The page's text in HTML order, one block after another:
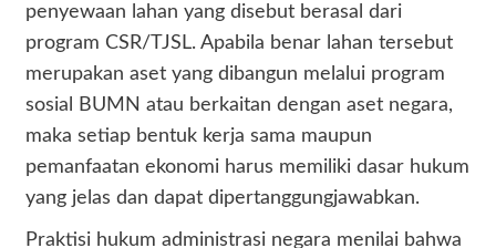
penyewaan lahan yang disebut berasal dari
program CSR/TJSL. Apabila benar lahan tersebut
merupakan aset yang dibangun melalui program
sosial BUMN atau berkaitan dengan aset negara,
maka setiap bentuk kerja sama maupun
pemanfaatan ekonomi harus memiliki dasar hukum
yang jelas dan dapat dipertanggungjawabkan.
Praktisi hukum administrasi negara menilai bahwa